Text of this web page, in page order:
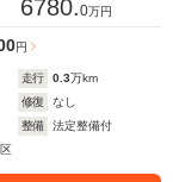
6780.0万円
円
走行 0.3万km
修復
なし
整備
法定整備付